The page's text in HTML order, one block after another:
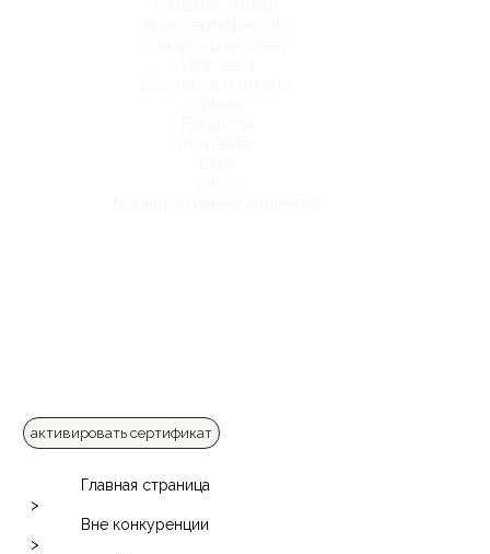
активировать сертификат
Главная страница
>
Вне конкуренции
>